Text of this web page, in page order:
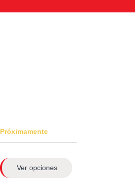
Próximamente
Ver opciones